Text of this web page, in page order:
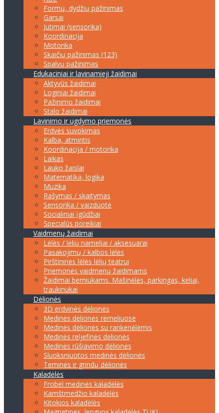
Formų, dydžių pažinimas
Garsai
Jutimai (sensorika)
Koordinacija
Motorika
Skaičių pažinimas (123)
Spalvų pažinimas
Edukaciniai ir lavinamieji žaidimai
Aktyvūs žaidimai
Loginiai žaidimai
Pažinimo žaidimai
Stalo žaidimai
Lavinimo ir ugdymo priemonės
Erdvės suvokimas
Kalba, atmintis
Koordinacija / motorika
Laikas
Lauko žaislai
Matematika, logika
Muzika
Rašymas / skaitymas
Sensorika / vaizduotė
Socialiniai įgūdžiai
Specialūs poreikiai
Vaidmenų žaidimai
Lėlės / lėlių nameliai / aksesuarai
Pasakojimų / kalbos lėlės
Pirštininės lėlės lėlių teatrui
Priemonės vaidmenų žaidimams
Žaidimai berniukams. Mašinėlės, parkingas, keliai,
traukinukai
Dėlionės
3D erdvinės dėlionės
Medinės dėlionės rėmeliuose
Medinės dėlionės su rankenėlėmis
Medinės reljefinės dėlionės
Medinės rūšiavimo dėlionės
Sluoksniuotos medinės dėlionės
Teminės ir grindų dėlionės
Kaladėlės
Frobel medinės kaladėlės
Kamštmedžio kaladėlės
Kitokios kaladėlės